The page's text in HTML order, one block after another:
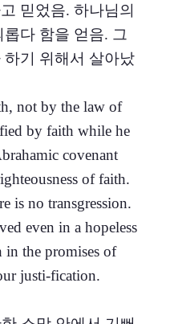
믿었음. 하나님의
다 함을 얻음. 그
기 위해서 살아났
not by the law of
by faith while he
covenant
of faith.
is no transgression.
even in a hopeless
in the promises of
justi-fication.